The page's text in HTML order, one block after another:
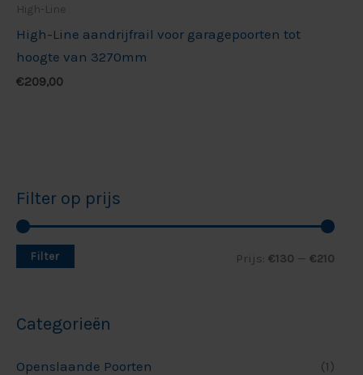
High-Line
High-Line aandrijfrail voor garagepoorten tot
hoogte van 3270mm
€209,00
Filter op prijs
Filter Prijs: €130 — €210
Categorieën
Openslaande Poorten (1)